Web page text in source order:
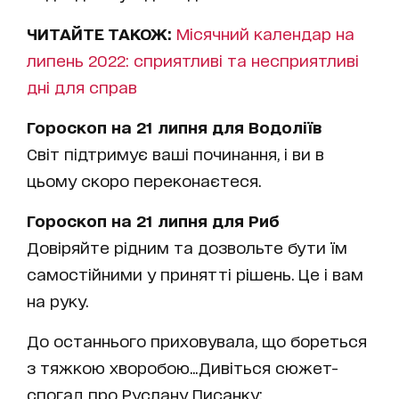
ЧИТАЙТЕ ТАКОЖ: Місячний календар на
липень 2022: сприятливі та несприятливі
дні для справ
Гороскоп на 21 липня для Водоліїв
Світ підтримує ваші починання, і ви в
цьому скоро переконаєтеся.
Гороскоп на 21 липня для Риб
Довіряйте рідним та дозвольте бути їм
самостійними у принятті рішень. Це і вам
на руку.
До останнього приховувала, що бореться
з тяжкою хворобою...Дивіться сюжет-
спогад про Руслану Писанку: